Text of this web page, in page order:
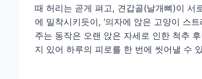
때 허리는 곧게 펴고, 견갑골(날개뼈)이 서
에 밀착시키듯이, ‘의자에 앉은 고양이 스
주는 동작은 오랜 앉은 자세로 인한 척추
지 있어 하루의 피로를 한 번에 씻어낼 수